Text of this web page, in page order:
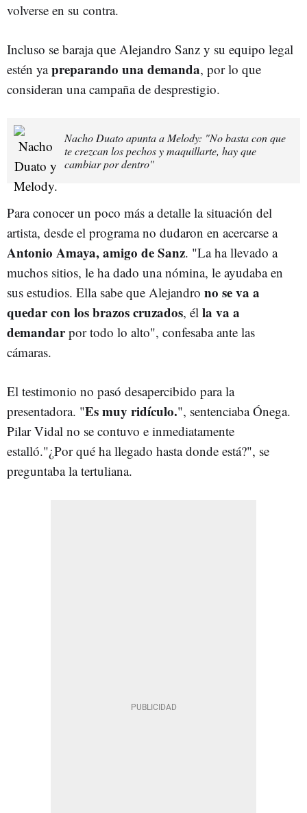
volverse en su contra.
Incluso se baraja que Alejandro Sanz y su equipo legal
estén yapreparando una demanda, por lo que
consideran una campaña de desprestigio.
Nacho Duato apunta a Melody: "No basta con que
te crezcan los pechos y maquillarte, hay que
cambiar por dentro"
Para conocer un poco más a detalle la situación del
artista, desde el programa no dudaron en acercarse a
Antonio Amaya, amigo de Sanz. "La ha llevado a
muchos sitios, le ha dado una nómina, le ayudaba en
sus estudios. Ella sabe que Alejandro no se va a
quedar con los brazos cruzados, él la va a
demandarpor todo lo alto", confesaba ante las
cámaras.
El testimonio no pasó desapercibido para la
presentadora. "Es muy ridículo.", sentenciaba Ónega.
Pilar Vidal no se contuvo e inmediatamente
estalló."¿Por qué ha llegado hasta donde está?", se
preguntaba la tertuliana.